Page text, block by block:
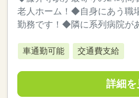
老人ホーム！◆自身にあう職
勤務です！◆隣に系列病院が
車通勤可能 交通費支給
詳細を